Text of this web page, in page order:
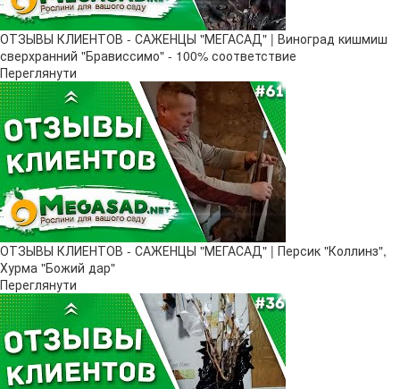
ОТЗЫВЫ КЛИЕНТОВ - САЖЕНЦЫ "МЕГАСАД" | Виноград кишмиш
сверхранний "Брависсимо" - 100% соответствие
Переглянути
ОТЗЫВЫ КЛИЕНТОВ - САЖЕНЦЫ "МЕГАСАД" | Персик "Коллинз",
Хурма "Божий дар"
Переглянути